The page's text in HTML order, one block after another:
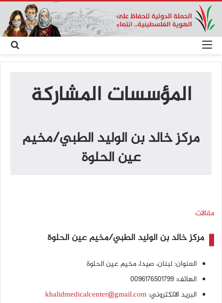
عن
القائمة
المؤسسات المشاركة
مركز خالد بن الوليد الطبي/مخيم
عين الحلوة
مقالات
مركز خالد بن الوليد الطبي/مخيم عين الحلوة
العنوان: لبنان، صيدا، مخيم عين الحلوة
الهاتف: 0096176501799
البريد الالكتروني:khalidmedicalcenter@gmail.com